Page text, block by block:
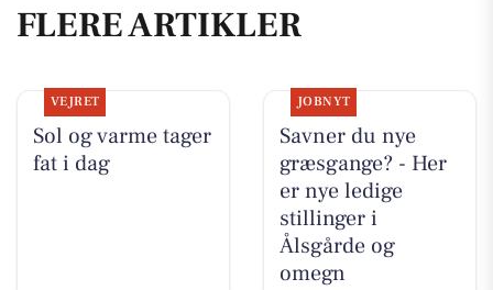
FLERE ARTIKLER
VEJRET
Sol og varme tager
fat i dag
JOBNYT
Savner du nye
græsgange? - Her
er nye ledige
stillinger i
Ålsgårde og
omegn